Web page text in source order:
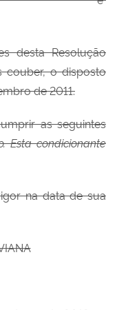
desta Resolução
couber, o disposto
de 2011.
as seguintes
Esta condicionante
na data de sua